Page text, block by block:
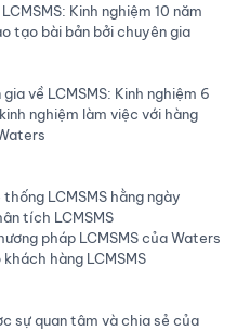
Kinh nghiệm 10 năm
tạo bài bản bởi chuyên gia
về LCMSMS: Kinh nghiệm 6
nghiệm làm việc với hàng
LCMSMS hằng ngày
tích LCMSMS
pháp LCMSMS của Waters
hàng LCMSMS
sự quan tâm và chia sẻ của